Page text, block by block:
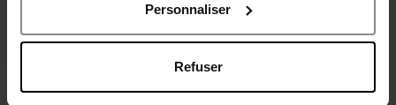
Personnaliser
Refuser
Eau de toilette
mademoiselle petite libellule
Eau de toilette
Coffret carven c'est paris ! la
nuit pour femme - 50 ml
Coffret